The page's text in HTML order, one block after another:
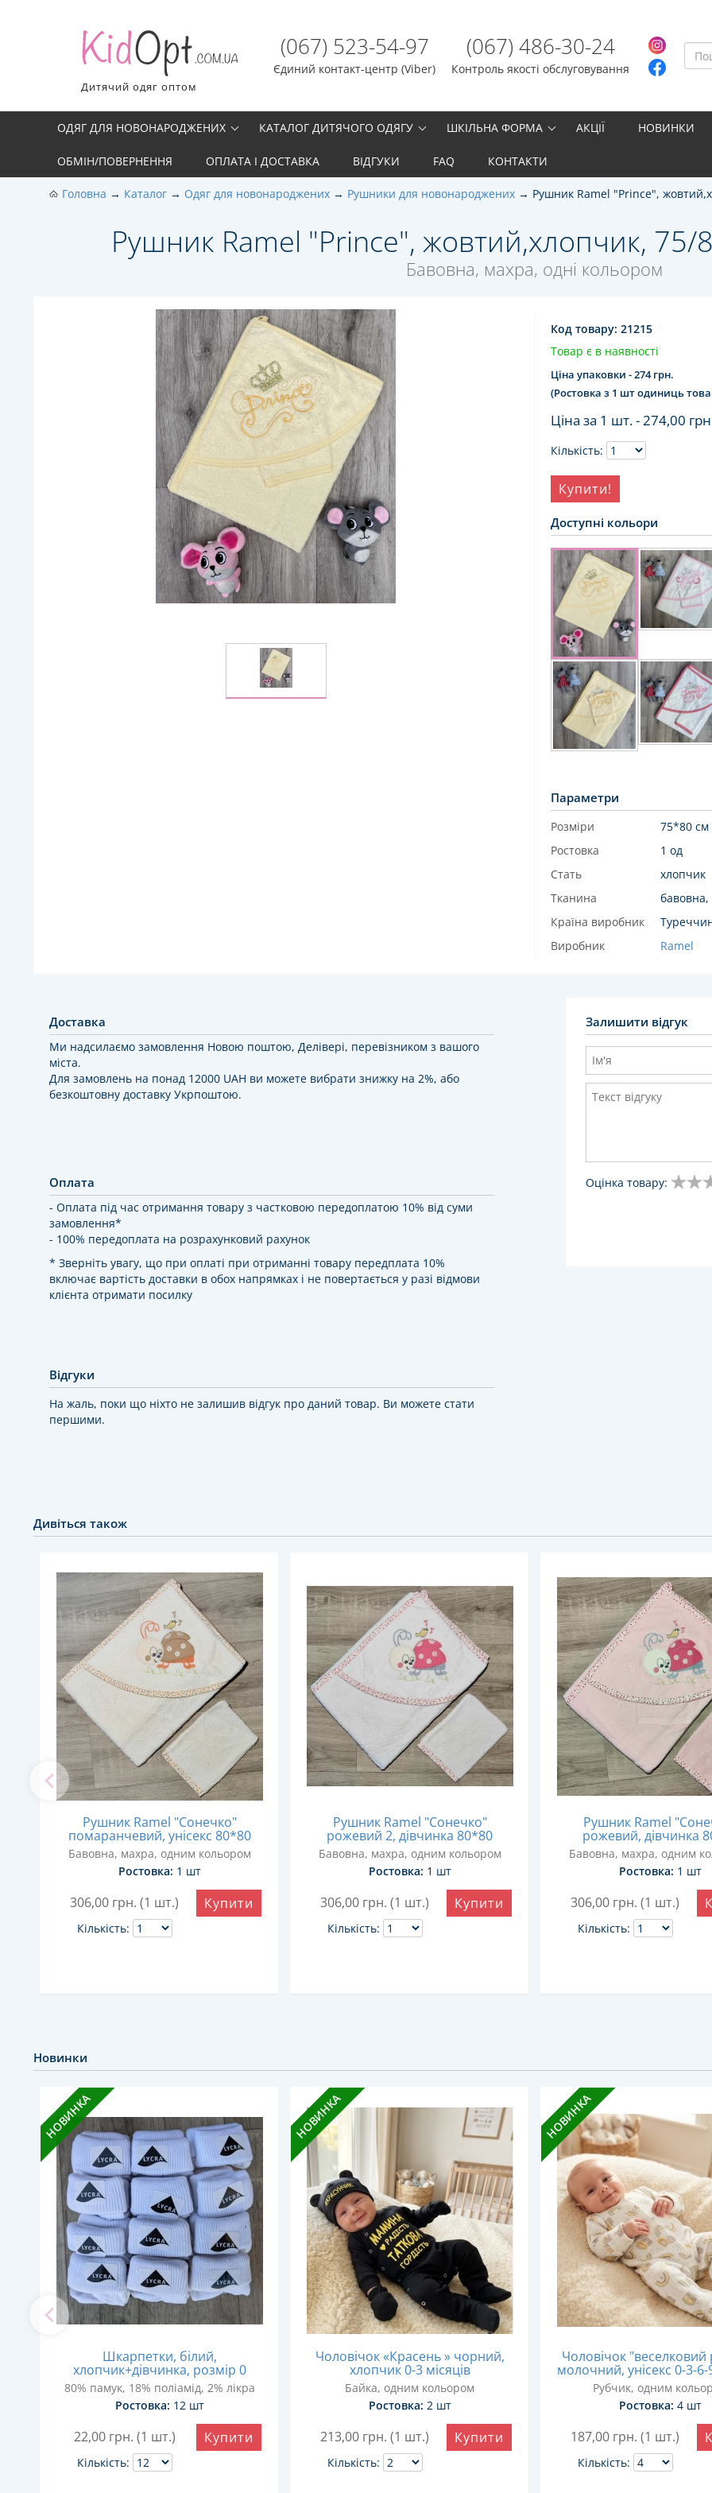
Дитячий одяг оптом
(067) 523-54-97
Єдиний контакт-центр (Viber)
(067) 486-30-24
Контроль якості обслуговування
ОДЯГ ДЛЯ НОВОНАРОДЖЕНИХ КАТАЛОГ ДИТЯЧОГО ОДЯГУ ШКІЛЬНА ФОРМА АКЦІЇ НОВИНКИ
ОБМІН/ПОВЕРНЕННЯ ОПЛАТА І ДОСТАВКА ВІДГУКИ FAQ КОНТАКТИ
Головна Каталог Одяг для новонароджених Рушники для новонароджених Рушник Ramel "Prince",
Рушник Ramel "Prince", жовтий,хлопчик, 75/
Бавовна, махра, одні кольором
Код товару: 21215
Товар є в наявності
Ціна упаковки - 274 грн.
(Ростовка з 1 шт одиниць
Ціна за 1 шт. -274,00
Кількість:
Купити!
Доступні кольори
Параметри
Розміри 75*80 см
Ростовка
1 од
Стать
хлопчик
Тканина
Країна виробник
Виробник
Ramel
Доставка
Ми надсилаємо замовлення Новою поштою, Делівері, перевізником з вашого
міста.
Для замовлень на понад 12000 UAH ви можете вибрати знижку на 2%, або
безкоштовну доставку Укрпоштою.
Оплата
- Оплата під час отримання товару з частковою передоплатою 10% від суми
замовлення*
- 100% передоплата на розрахунковий рахунок
* Зверніть увагу, що при оплаті при отриманні товару передплата 10%
включає вартість доставки в обох напрямках і не повертається у разі відмови
клієнта отримати посилку
Відгуки
На жаль, поки що ніхто не залишив відгук про даний товар. Ви можете стати
першими.
Залишити відгук
Оцінка товару:
Дивіться також
Рушник Ramel "Сонечко"
помаранчевий, унісекс 80*80
Бавовна, махра, одним кольором
Ростовка: 1 шт
306,00 грн. (1 шт.)
Кількість:
Купити
Рушник Ramel "Сонечко"
рожевий 2, дівчинка 80*80
Бавовна, махра, одним кольором
Ростовка: 1 шт
306,00 грн. (1 шт.)
Кількість:
Купити
Рушник Ramel
рожевий, дівчинка
Бавовна, махра, одним
Ростовка: 1 шт
306,00 грн. (1 шт.)
Кількість:
Новинки
НОВИНКА
Шкарпетки, білий,
хлопчик+дівчинка, розмір 0
80% памук, 18% поліамід, 2% лікра
Ростовка: 12 шт
22,00 грн. (1 шт.)
Кількість:
Купити
НОВИНКА
Чоловічок «Красень » чорний,
хлопчик 0-3 місяців
Байка, одним кольором
Ростовка: 2 шт
213,00 грн. (1 шт.)
Кількість:
Купити
НОВИНКА
Чоловічок "веселковий
молочний, унісекс 0-3-6-
Рубчик, одним
Ростовка: 4 шт
187,00 грн. (1 шт.)
Кількість: